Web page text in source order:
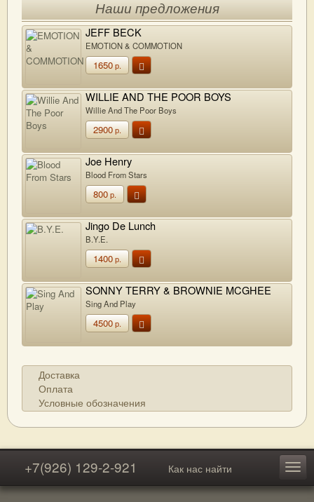
Наши предложения
JEFF BECK
EMOTION & COMMOTION
1650р.
WILLIE AND THE POOR BOYS
Willie And The Poor Boys
2900р.
Joe Henry
Blood From Stars
800р.
Jingo De Lunch
B.Y.E.
1400р.
SONNY TERRY & BROWNIE MCGHEE
Sing And Play
4500р.
Доставка
Оплата
Условные обозначения
+7(926) 129-2-921 Как нас найти